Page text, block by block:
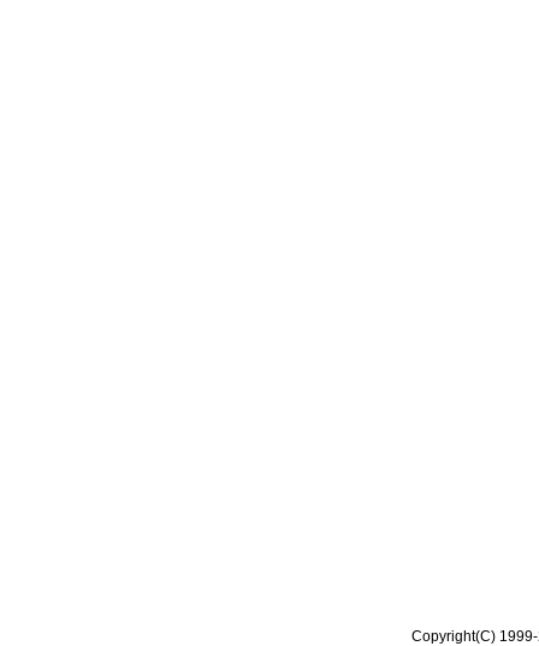
Copyright(C)